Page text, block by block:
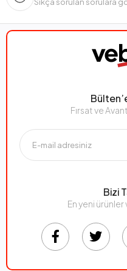
Sıkça sorulan sorulara
Fırsat ve
Bizi
En yeni